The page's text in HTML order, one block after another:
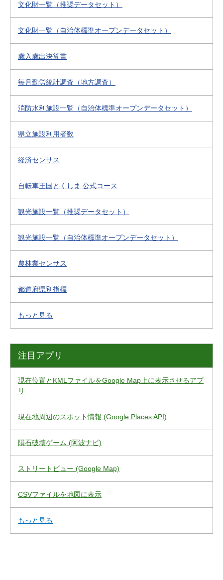
文化財一覧（推奨データセット）
文化財一覧（自治体標準オープンデータセット）
歳入歳出決算書
毎月勤労統計調査（地方調査）
消防水利施設一覧（自治体標準オープンデータセット）
県立施設利用者数
経済センサス
自転車王国とくしま 公式コース
観光施設一覧（推奨データセット）
観光施設一覧（自治体標準オープンデータセット）
農林業センサス
都道府県別指標
もっと見る
注目アプリ
現在位置とKMLファイルをGoogle Map上に表示させるアプ
リ
現在地周辺のスポット情報 (Google Places API)
隕石破壊ゲーム (阿波ナビ)
ストリートビュー (Google Map)
CSVファイルを地図に表示
もっと見る